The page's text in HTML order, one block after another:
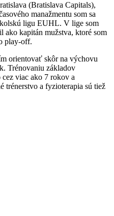
(Bratislava Capitals),
manažmentu som sa
ligu EUHL. V lige som
ako kapitán mužstva, ktoré som
play-off.
orientovať skôr na výchovu
Trénovaniu základov
viac ako 7 rokov a
a fyzioterapia sú tiež